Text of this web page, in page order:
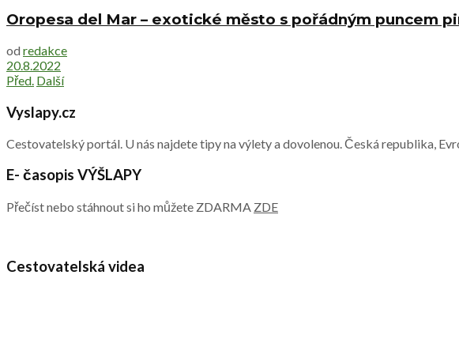
Oropesa del Mar – exotické město s pořádným puncem
od redakce
20.8.2022
Před. Další
Vyslapy.cz
Cestovatelský portál. U nás najdete tipy na výlety a dovolenou. Česká republika,
E- časopis VÝŠLAPY
Přečíst nebo stáhnout si ho můžete ZDARMA ZDE
Cestovatelská videa